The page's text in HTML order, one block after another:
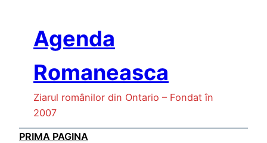
contentAgenda
Romaneasca
Ziarul românilor din Ontario – Fondat în
2007
PRIMA PAGINA